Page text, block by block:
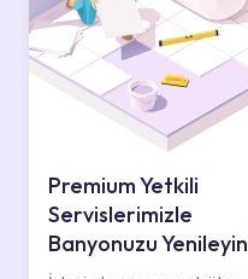
Premium Yetkili
Servislerimizle
Banyonuzu Yenileyin